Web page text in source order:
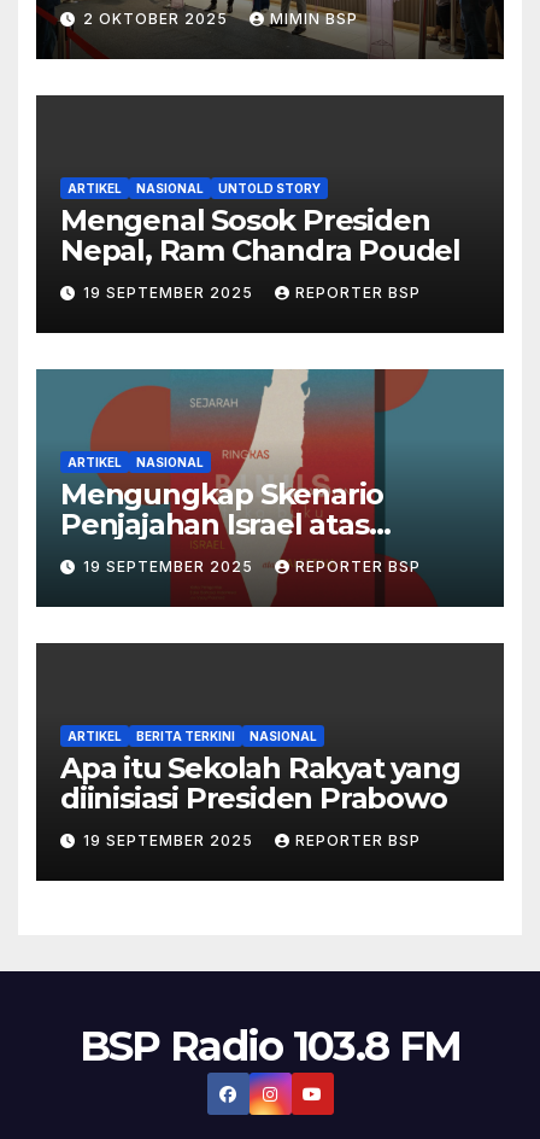
2 OKTOBER 2025 MIMIN BSP
ARTIKEL NASIONAL UNTOLD STORY
Mengenal Sosok Presiden
Nepal, Ram Chandra Poudel
19 SEPTEMBER 2025 REPORTER BSP
ARTIKEL NASIONAL
Mengungkap Skenario
Penjajahan Israel atas
Palestina dalam Buku Ilan
Pappé
19 SEPTEMBER 2025 REPORTER BSP
ARTIKEL BERITA TERKINI NASIONAL
Apa itu Sekolah Rakyat yang
diinisiasi Presiden Prabowo
19 SEPTEMBER 2025 REPORTER BSP
BSP Radio 103.8 FM